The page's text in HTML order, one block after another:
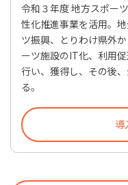
令和３年度 地方スポー
性化推進事業を活用。
ツ振興、とりわけ県外
ーツ施設のIT化、利用
行い、獲得し、その後
る。
導